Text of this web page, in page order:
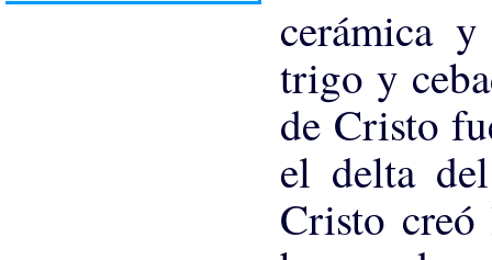
cerámica
trigo y
de Cristo
el delta
Cristo